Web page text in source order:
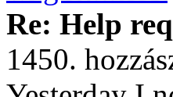
Re: Help
1450.